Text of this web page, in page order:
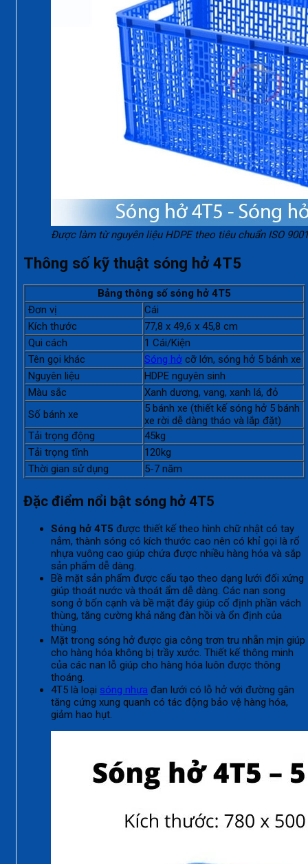
Được làm từ nguyên liệu HDPE theo tiêu chuẩn ISO
Thông số kỹ thuật sóng hở 4T5
Bảng thông số sóng hở 4T5
Đơn vị
Cái
Kích thước
77,8 x 49,6 x 45,8 cm
Qui cách
1 Cái/Kiện
Tên gọi khác
Sóng hở cỡ lớn, sóng hở 5 bánh xe
Nguyên liệu
HDPE nguyên sinh
Màu sắc
Xanh dương, vang, xanh lá, đỏ
Số bánh xe
5 bánh xe (thiết kế sóng hở 5 bánh
xe rời dễ dàng tháo và lắp đặt)
Tải trọng động
45kg
Tải trọng tĩnh
120kg
Thời gian sử dụng
5-7 năm
Đặc điểm nổi bật sóng hở 4T5
Sóng hở 4T5 được thiết kế theo hình chữ nhật có tay
nắm, thành sóng có kích thước cao nên có khỉ gọi là rổ
nhựa vuông cao giúp chứa được nhiều hàng hóa và sắp
sản phẩm dễ dàng.
Bề mặt sản phẩm được cấu tạo theo dạng lưới đối xứng
giúp thoát nước và thoát ẩm dễ dàng. Các nan song
song ở bốn cạnh và bề mặt đáy giúp cố định phần vách
thùng, tăng cường khả năng đàn hồi và ổn định của
thùng.
Mặt trong sóng hở được gia công trơn tru nhẵn mịn giúp
cho hàng hóa không bị trầy xước. Thiết kế thông minh
của các nan lỗ giúp cho hàng hóa luôn được thông
thoáng.
4T5 là loại sóng nhựa đan lưới có lỗ hở với đường gân
tăng cứng xung quanh có tác động bảo vệ hàng hóa,
giảm hao hụt.